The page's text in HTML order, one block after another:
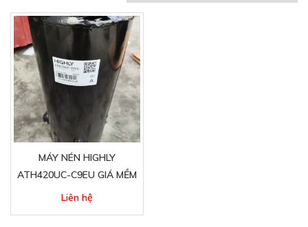
MÁY NÉN HIGHLY
ATH420UC-C9EU GIÁ MỀM
Liên hệ